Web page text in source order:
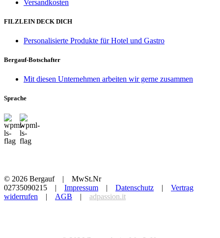
Versandkosten
FILZLEIN DECK DICH
Personalisierte Produkte für Hotel und Gastro
Bergauf-Botschafter
Mit diesen Unternehmen arbeiten wir gerne zusammen
Sprache
© 2026 Bergauf | MwSt.Nr
02735090215 | Impressum | Datenschutz | Vertrag
widerrufen | AGB | adpassion.it